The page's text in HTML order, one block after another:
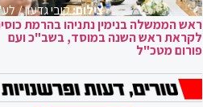
צילום:קובי גדעון /
ראש הממשלה בנימין נתניהו בהרמת
לקראת ראש השנה במוסד, בשב"כ ועם
פורום מטכ"ל